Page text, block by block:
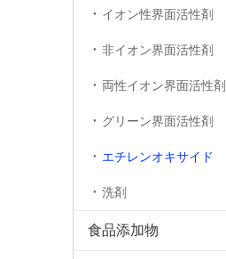
イオン性界面活性剤
非イオン界面活性剤
両性イオン界面活性剤
グリーン界面活性剤
エチレンオキサイド
洗剤
食品添加物